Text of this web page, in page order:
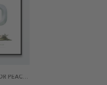
POSTER P FOR PEACOCK